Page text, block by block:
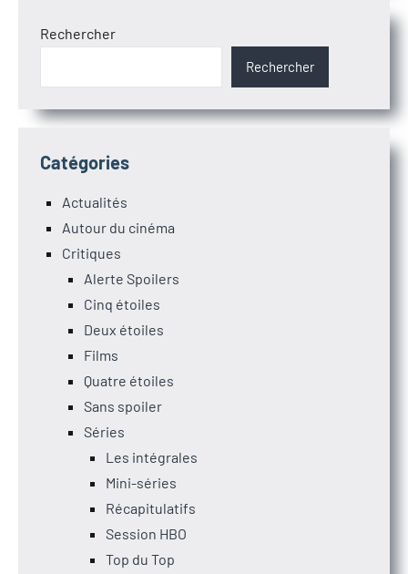
Rechercher
Rechercher
Catégories
Actualités
Autour du cinéma
Critiques
Alerte Spoilers
Cinq étoiles
Deux étoiles
Films
Quatre étoiles
Sans spoiler
Séries
Les intégrales
Mini-séries
Récapitulatifs
Session HBO
Top du Top